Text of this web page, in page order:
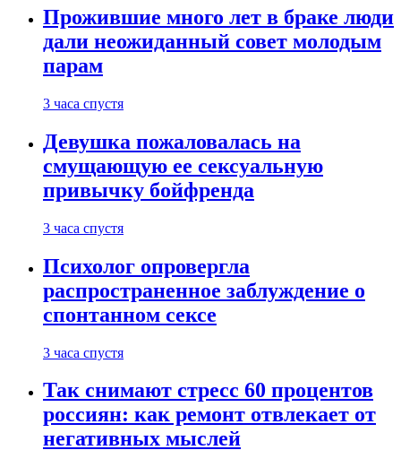
Прожившие много лет в браке люди
дали неожиданный совет молодым
парам
3 часа спустя
Девушка пожаловалась на
смущающую ее сексуальную
привычку бойфренда
3 часа спустя
Психолог опровергла
распространенное заблуждение о
спонтанном сексе
3 часа спустя
Так снимают стресс 60 процентов
россиян: как ремонт отвлекает от
негативных мыслей